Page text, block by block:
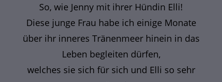
So, wie Jenny mit ihrer Hündin Elli!
Diese junge Frau habe ich einige Monate
über ihr inneres Tränenmeer hinein in das
Leben begleiten dürfen,
welches sie sich für sich und Elli so sehr